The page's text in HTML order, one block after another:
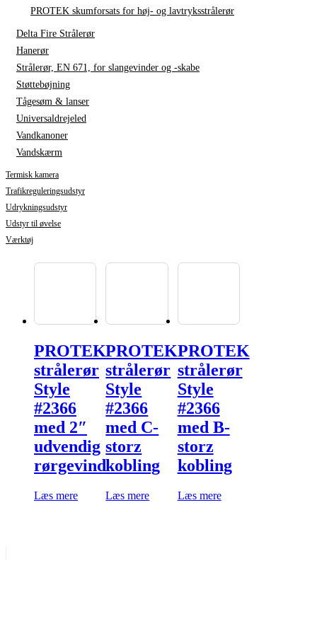
PROTEK skumforsats for høj- og lavtryksstrålerør
Delta Fire Strålerør
Hanerør
Strålerør, EN 671, for slangevinder og -skabe
Støttebøjning
Tågesøm & lanser
Universaldrejeled
Vandkanoner
Vandskærm
Termisk kamera
Trafikreguleringsudstyr
Udrykningsudstyr
Udstyr til øvelse
Værktøj
PROTEK
strålerør
Style
#2366
med 2″
udvendig
rørgevind
Læs mere
PROTEK
strålerør
Style
#2366
med C-
storz
kobling
Læs mere
PROTEK
strålerør
Style
#2366
med B-
storz
kobling
Læs mere